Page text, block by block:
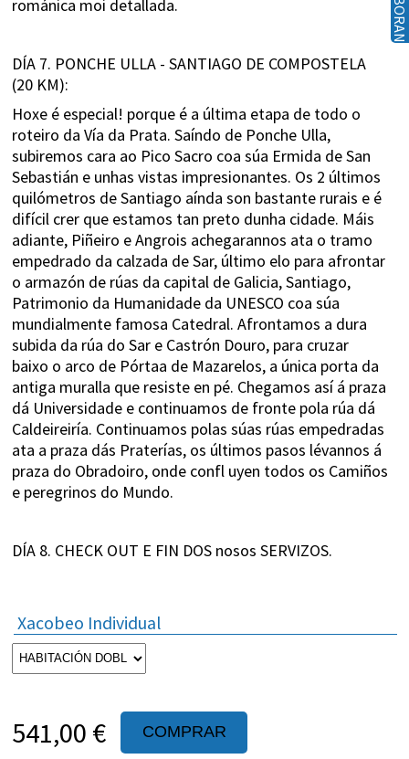
románica moi detallada.
DÍA 7. PONCHE ULLA - SANTIAGO DE COMPOSTELA
(20 KM):
Hoxe é especial! porque é a última etapa de todo o
roteiro da Vía da Prata. Saíndo de Ponche Ulla,
subiremos cara ao Pico Sacro coa súa Ermida de San
Sebastián e unhas vistas impresionantes. Os 2 últimos
quilómetros de Santiago aínda son bastante rurais e é
difícil crer que estamos tan preto dunha cidade. Máis
adiante, Piñeiro e Angrois achegarannos ata o tramo
empedrado da calzada de Sar, último elo para afrontar
o armazón de rúas da capital de Galicia, Santiago,
Patrimonio da Humanidade da UNESCO coa súa
mundialmente famosa Catedral. Afrontamos a dura
subida da rúa do Sar e Castrón Douro, para cruzar
baixo o arco de Pórtaa de Mazarelos, a única porta da
antiga muralla que resiste en pé. Chegamos así á praza
dá Universidade e continuamos de fronte pola rúa dá
Caldeireiría. Continuamos polas súas rúas empedradas
ata a praza dás Praterías, os últimos pasos lévannos á
praza do Obradoiro, onde confl uyen todos os Camiños
e peregrinos do Mundo.
DÍA 8. CHECK OUT E FIN DOS nosos SERVIZOS.
Xacobeo Individual
541,00 € COMPRAR